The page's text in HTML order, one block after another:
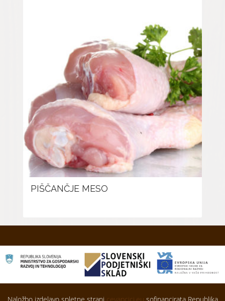
PIŠČANČJE MESO